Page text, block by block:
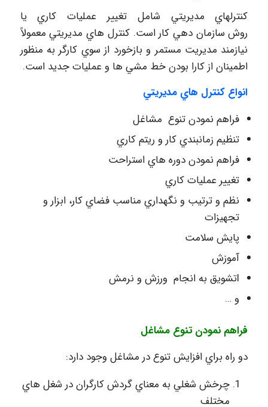
كنترلهاي مديريتي شامل تغيير عمليات كاري يا
روش سازمان دهي كار است. كنترل هاي مديريتي معمولاً
نيازمند مديريت مستمر و بازخورد از سوي كارگر به منظور
اطمينان از كارا بودن خط مشي ها و عمليات جديد است.
انواع كنترل هاي مديريتي
فراهم نمودن تنوع مشاغل
تنظيم زمانبندي كار و ريتم كاري
فراهم نمودن دوره هاي استراحت
تغيير عمليات كاري
نظم و ترتيب و نگهداري مناسب فضاي كار، ابزار و
تجهيزات
پايش سلامت
آموزش
lتشويق به انجام ورزش و نرمش
و …
فراهم نمودن تنوع مشاغل
دو راه براي افزايش تنوع در مشاغل وجود دارد:
چرخش شغلي به معناي گردش كارگران در شغل هاي
مختلف